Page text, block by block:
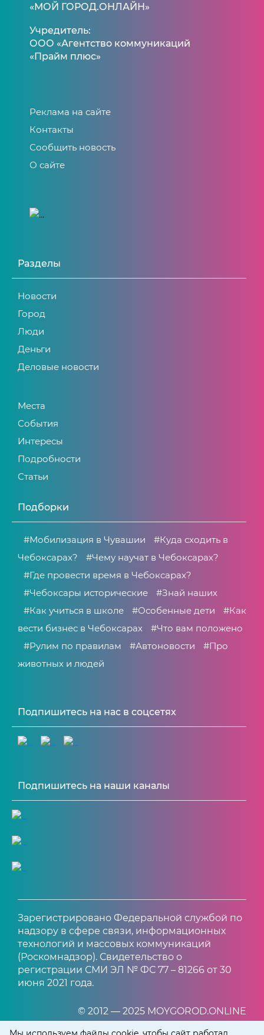
«МОЙ ГОРОД.ОНЛАЙН»
Учредитель:
ООО «Агентство коммуникаций
«Прайм плюс»
Реклама на сайте
Контакты
Сообщить новость
О сайте
Разделы
Новости
Город
Люди
Деньги
Деловые новости
Места
События
Интересы
Подробности
Статьи
Подборки
#Мобилизация в Чувашии
#Куда сходить в
Чебоксарах?
#Чему научат в Чебоксарах?
#Где провести время в Чебоксарах?
#Чебоксары исторические
#Знай наших
#Как учиться в школе
#Особенные дети
#Как
вести бизнес в Чебоксарах
#Что вам положено
#Рулим по правилам
#Автоновости
#Про
животных и людей
Подпишитесь на нас в соцсетях
Подпишитесь на наши каналы
Зарегистрировано Федеральной службой по
надзору в сфере связи, информационных
технологий и массовых коммуникаций
(Роскомнадзор). Свидетельство о
регистрации СМИ ЭЛ № ФС 77 – 81266 от 30
июня 2021 года.
© 2012 — 2025 MOYGOROD.ONLINE